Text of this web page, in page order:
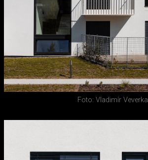
Foto: Vladimír Veverka